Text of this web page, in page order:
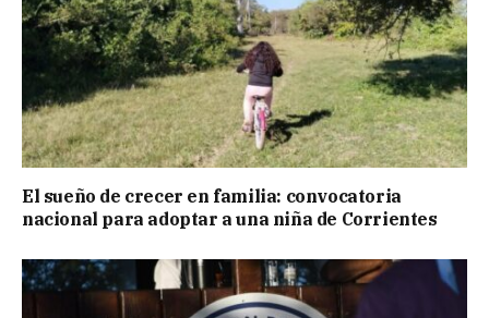
El sueño de crecer en familia: convocatoria
nacional para adoptar a una niña de Corrientes